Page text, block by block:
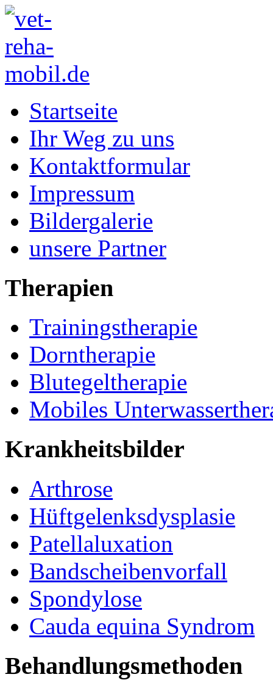
Startseite
Ihr Weg zu uns
Kontaktformular
Impressum
Bildergalerie
unsere Partner
Therapien
Trainingstherapie
Dorntherapie
Blutegeltherapie
Mobiles
Krankheitsbilder
Arthrose
Hüftgelenksdysplasie
Patellaluxation
Bandscheibenvorfall
Spondylose
Cauda equina Syndrom
Behandlungsmethoden